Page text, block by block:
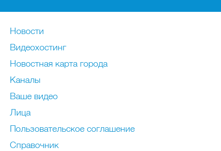
Новости
Видеохостинг
Новостная карта города
Каналы
Ваше видео
Лица
Пользовательское соглашение
Справочник